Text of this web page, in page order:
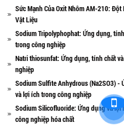
Sức Mạnh Của Oxit Nhôm AM-210: Đột
Vật Liệu
Sodium Tripolyphophat: Ứng dụng,
trong công nghiệp
Natri thiosunfat: Ứng dụng, tính chất
nghiệp
Sodium Sulfite Anhydrous (Na2SO3) -
và lợi ích trong công nghiệp
Sodium Silicofluoride: Ứng dụng và lợi
công nghiệp hóa chất